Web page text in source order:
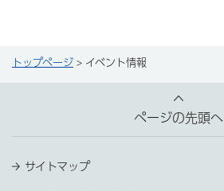
トップページ > イベント情報
ページの先頭へ
サイトマップ